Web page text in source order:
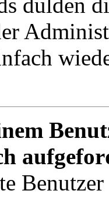
dulden